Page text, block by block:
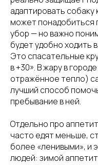
адаптировать
может понадобиться
убор — но важно
будет удобно ходить
Это спасательные
в +30». В жару в
отражённое тепло)
лучший способ
пребывание в ней.
Отдельно про
часто едят меньше,
более «ленивыми», и
людей: зимой